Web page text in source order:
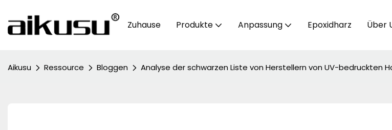
Zuhause Produkte Anpassung Epoxidharz Über
Aikusu Ressource Bloggen Analyse der schwarzen Liste von Herstellern von UV-bedruckten